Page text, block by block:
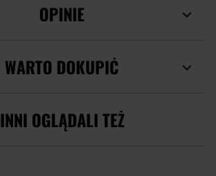
OPINIE
WARTO DOKUPIĆ
INNI OGLĄDALI TEŻ